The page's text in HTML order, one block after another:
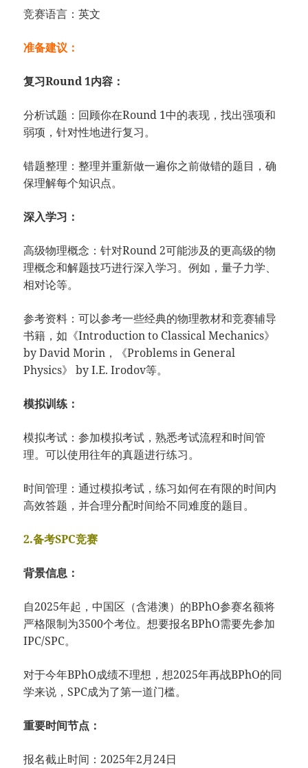
竞赛语言：英文
准备建议：
复习Round 1内容：
分析试题：回顾你在Round 1中的表现，找出强项和
弱项，针对性地进行复习。
错题整理：整理并重新做一遍你之前做错的题目，确
保理解每个知识点。
深入学习：
高级物理概念：针对Round 2可能涉及的更高级的物
理概念和解题技巧进行深入学习。例如，量子力学、
相对论等。
参考资料：可以参考一些经典的物理教材和竞赛辅导
书籍，如《Introduction to Classical Mechanics》
by David Morin，《Problems in General
Physics》 by I.E. Irodov等。
模拟训练：
模拟考试：参加模拟考试，熟悉考试流程和时间管
理。可以使用往年的真题进行练习。
时间管理：通过模拟考试，练习如何在有限的时间内
高效答题，并合理分配时间给不同难度的题目。
2.备考SPC竞赛
背景信息：
自2025年起，中国区（含港澳）的BPhO参赛名额将
严格限制为3500个考位。想要报名BPhO需要先参加
IPC/SPC。
对于今年BPhO成绩不理想，想2025年再战BPhO的同
学来说，SPC成为了第一道门槛。
重要时间节点：
报名截止时间：2025年2月24日